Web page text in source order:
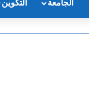
الرئيسيةالجامعة التكوين